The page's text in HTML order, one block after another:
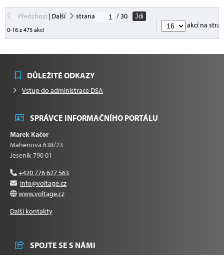
Předchozí| Další strana / 30
Jdi
0-16 z 475 akcí
akcí na
DŮLEŽITÉ ODKAZY
Vstup do administrace DSA
SPRÁVCE INFORMAČNÍHO PORTÁLU
Marek Kačor
Mahenova 638/23
Jeseník 790 01
+420 776 627 563
info@voltage.cz
www.voltage.cz
Další kontakty
SPOJTE SE S NÁMI